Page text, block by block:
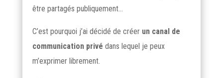
être partagés publiquement…
C’est pourquoi j’ai décidé de créer un canal de
communication privé dans lequel je peux
m’exprimer librement.